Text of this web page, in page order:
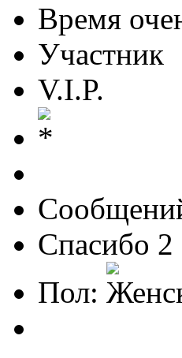
Время
Участник
V.I.P.
Спасибо 2
Пол: